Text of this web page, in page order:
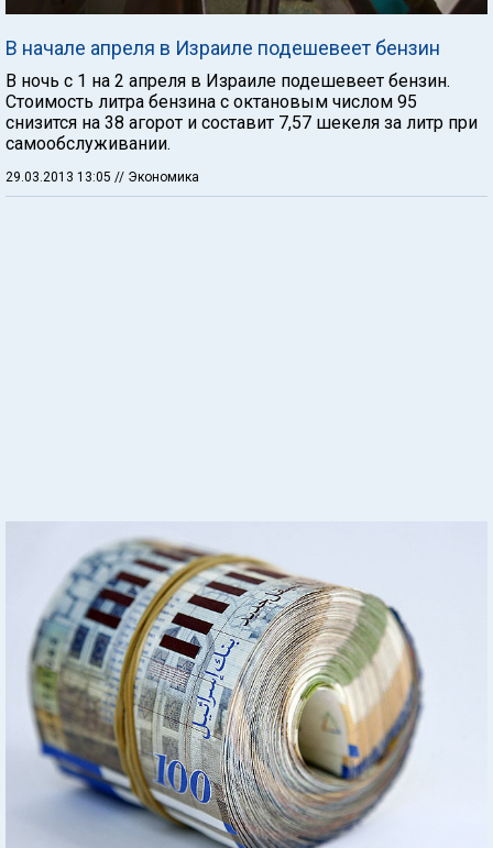
В начале апреля в Израиле подешевеет бензин
В ночь с 1 на 2 апреля в Израиле подешевеет бензин.
Стоимость литра бензина с октановым числом 95
снизится на 38 агорот и составит 7,57 шекеля за литр при
самообслуживании.
29.03.2013 13:05 // Экономика